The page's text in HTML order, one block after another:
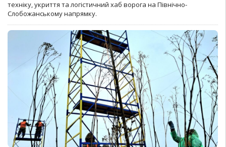
техніку, укриття та логістичний хаб ворога на Північно-
Слобожанському напрямку.